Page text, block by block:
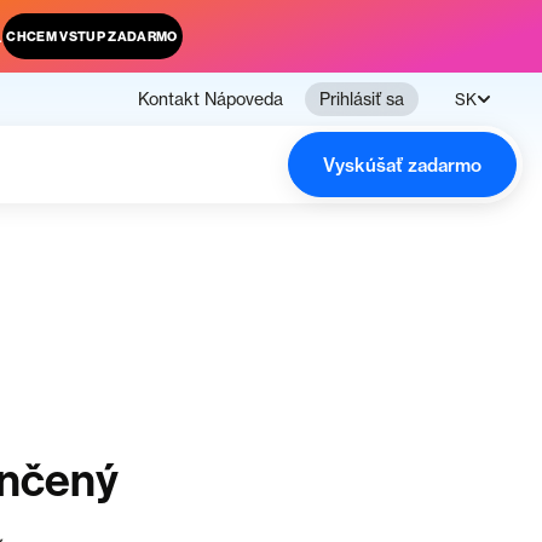
CHCEM VSTUP ZADARMO
Kontakt Nápoveda Prihlásiť sa SK
Vyskúšať zadarmo